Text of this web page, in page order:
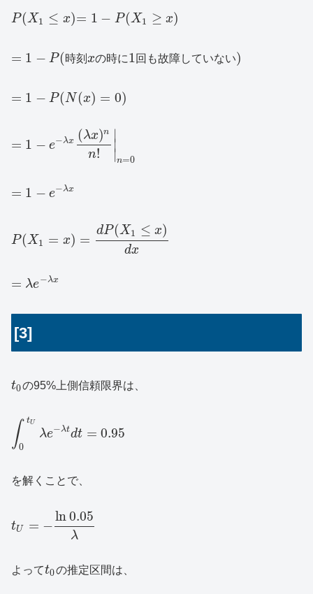
P(X1 ≤ x)= 1 − P(X1 ≥ x)
= 1 − P(時刻xの時に1回 も故障していない)
= 1 − P(N(x) = 0)
= 1 − e−λx (λx)n
n!
∣
∣
∣
n=0
= 1 − e−λx
P(X1 = x) =
dP(X1 ≤ x)
dx
= λe−λx
[3]
t0の95%上側信頼限界は、
∫ tU
0
λe−λtdt = 0.95
を解くことで、
tU = −
ln0.05
λ
よってt0の推定区間は、